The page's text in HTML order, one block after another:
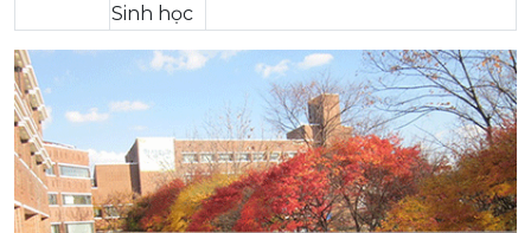
Sinh học